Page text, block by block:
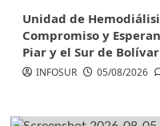
Unidad de
Compromiso y
Piar y el Sur de Bolívar
INFOSUR 05/08/2026